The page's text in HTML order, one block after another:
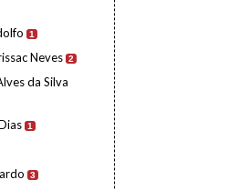
1
Neves 2
da Silva
1
3